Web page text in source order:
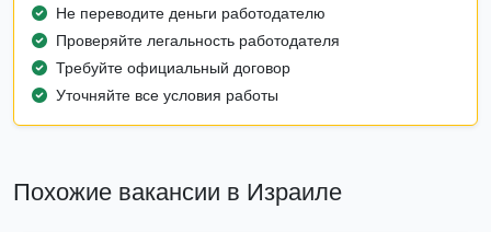
Не переводите деньги работодателю
Проверяйте легальность работодателя
Требуйте официальный договор
Уточняйте все условия работы
Похожие вакансии в Израиле